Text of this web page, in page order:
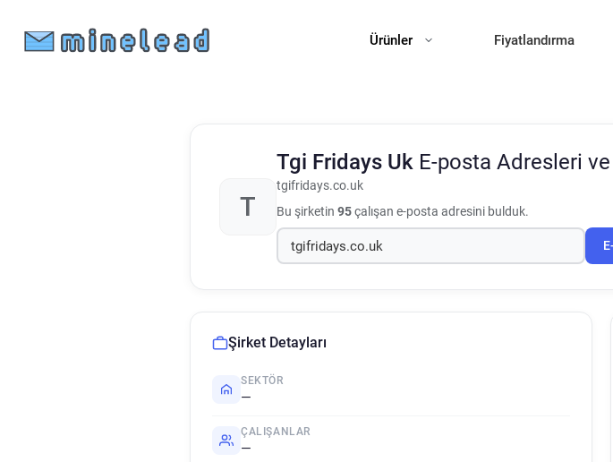
Ürünler Fiyatlandırma
T
Tgi Fridays Uk E-posta Adresleri
tgifridays.co.uk
Bu şirketin 95çalışan e-posta adresini bulduk.
Şirket Detayları
SEKTÖR
—
ÇALIŞANLAR
—